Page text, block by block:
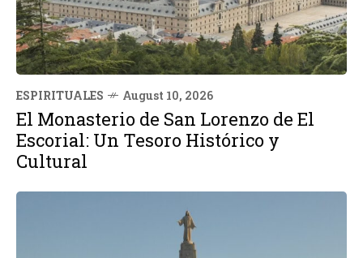
ESPIRITUALES August 10, 2026
El Monasterio de San Lorenzo de El
Escorial: Un Tesoro Histórico y
Cultural